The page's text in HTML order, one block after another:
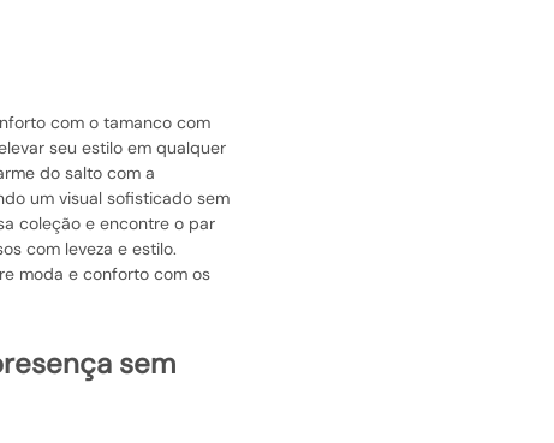
com o tamanco com
seu estilo em qualquer
do salto com a
um visual sofisticado sem
coleção e encontre o par
com leveza e estilo.
moda e conforto com os